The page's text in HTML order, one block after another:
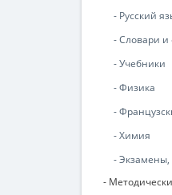
- Русский
- Словари и
- Учебники
- Физика
-
- Химия
-
-